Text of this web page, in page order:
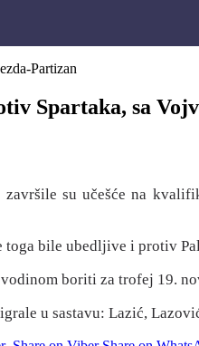
Spartaka, sa
završile su učešće na
bile ubedljive i protiv
boriti za trofej 19.
u sastavu: Lazić,